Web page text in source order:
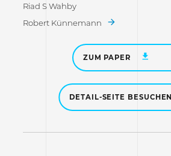
Riad S Wahby
Robert Künnemann
ZUM PAPER
DETAIL-SEITE BESUCHEN